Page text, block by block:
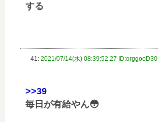
する
41: 2021/07/14(水) 08:39:52.27 ID:orggooD30
>>39
毎日が有給やん😳